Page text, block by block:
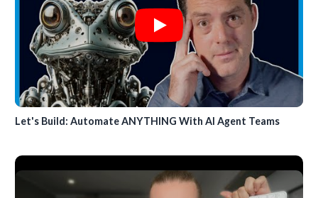
Let's Build: Automate ANYTHING With AI Agent Teams